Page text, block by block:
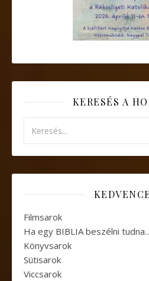
KERESÉS A
Filmsarok
Ha egy BIBLIA beszélni
Könyvsarok
Sütisarok
Viccsarok